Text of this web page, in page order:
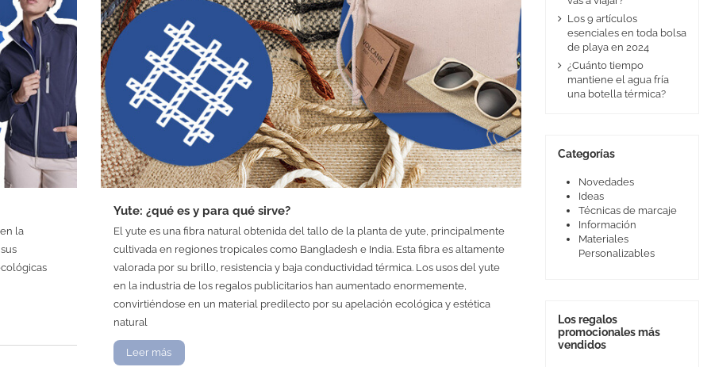
la
Yute: ¿qué es y para qué sirve?
El yute es una fibra natural obtenida del tallo de la planta de yute, principalmente
cultivada en regiones tropicales como Bangladesh e India. Esta fibra es altamente
valorada por su brillo, resistencia y baja conductividad térmica. Los usos del yute
en la industria de los regalos publicitarios han aumentado enormemente,
convirtiéndose en un material predilecto por su apelación ecológica y estética
natural
Leer más
Los 9 artículos
esenciales en toda bolsa
de playa en 2024
¿Cuánto tiempo
mantiene el agua fría
una botella térmica?
Categorías
Novedades
Ideas
Técnicas de marcaje
Información
Materiales
Personalizables
Los regalos
promocionales más
vendidos